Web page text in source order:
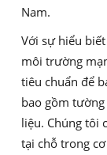
Nam.
Với sự hiểu
môi trường
tiêu chuẩn để
bao gồm
liệu. Chúng tôi
tại chỗ trong